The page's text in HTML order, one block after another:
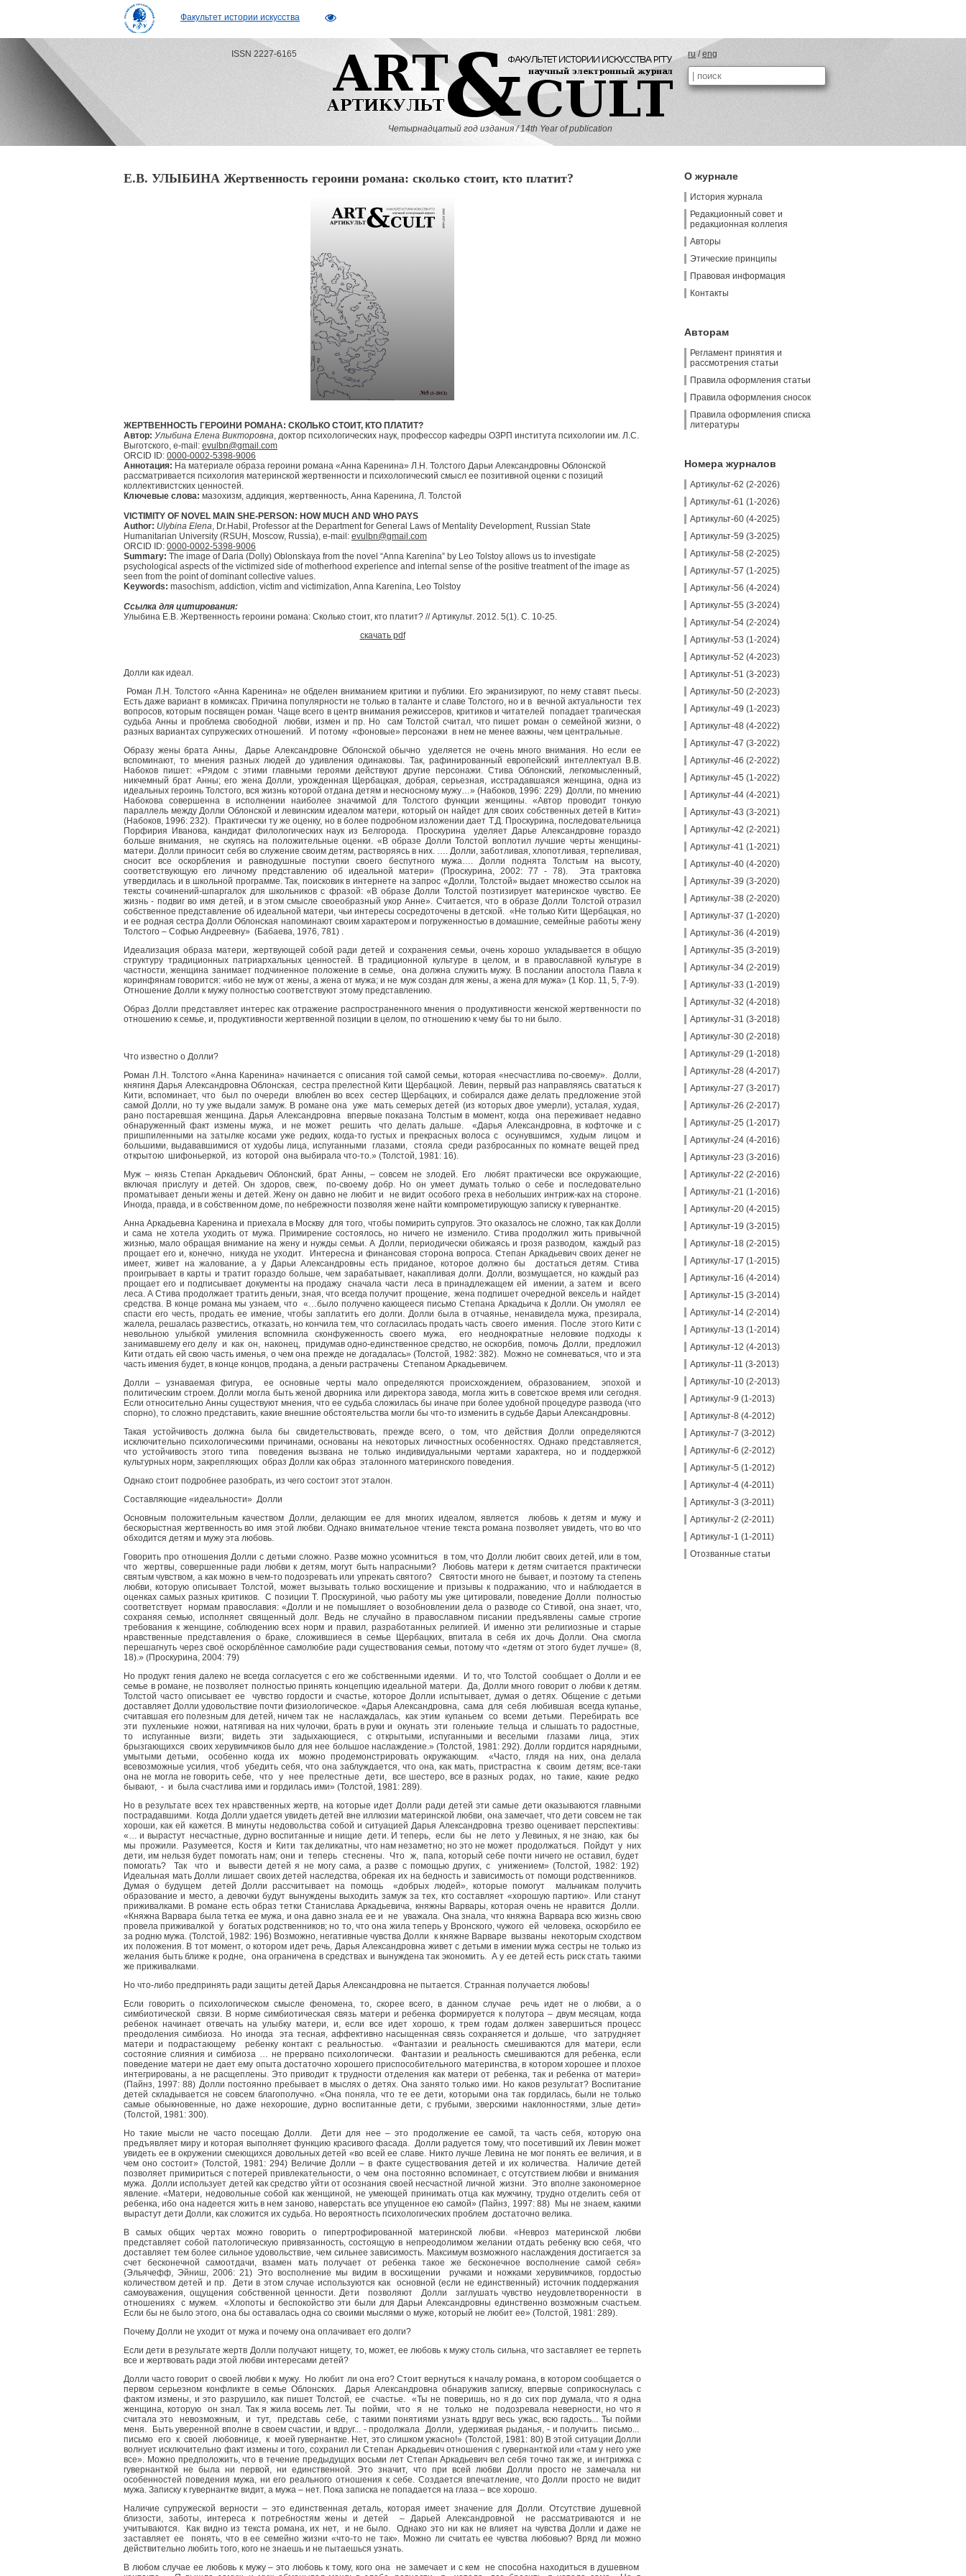
Факультет истории искусства
ISSN 2227-6165
Четырнадцатый год издания / 14th Year of publication
ru/ eng
Е.В. УЛЫБИНА Жертвенность героини романа: сколько стоит, кто платит?
ЖЕРТВЕННОСТЬ ГЕРОИНИ РОМАНА: СКОЛЬКО СТОИТ, КТО ПЛАТИТ?
Автор: Улыбина Елена Викторовна, доктор психологических наук, профессор кафедры ОЗРП института психологии им. Л.С.
Выготского, e-mail: evulbn@gmail.com
ORCID ID: 0000-0002-5398-9006
Аннотация: На материале образа героини романа «Анна Каренина» Л.Н. Толстого Дарьи Александровны Облонской
рассматривается психология материнской жертвенности и психологический смысл ее позитивной оценки с позиций
коллективистских ценностей.
Ключевые слова: мазохизм, аддикция, жертвенность, Анна Каренина, Л. Толстой
VICTIMITY OF NOVEL MAIN SHE-PERSON: HOW MUCH AND WHO PAYS
Author: Ulybina Elena, Dr.Habil, Professor at the Department for General Laws of Mentality Development, Russian State
Humanitarian University (RSUH, Moscow, Russia), e-mail: evulbn@gmail.com
ORCID ID: 0000-0002-5398-9006
Summary: The image of Daria (Dolly) Oblonskaya from the novel “Anna Karenina” by Leo Tolstoy allows us to investigate
psychological aspects of the victimized side of motherhood experience and internal sense of the positive treatment of the image as
seen from the point of dominant collective values.
Keywords: masochism, addiction, victim and victimization, Anna Karenina, Leo Tolstoy
Ссылка для цитирования:
Улыбина Е.В. Жертвенность героини романа: Сколько стоит, кто платит? // Артикульт. 2012. 5(1). С. 10-25.
скачать pdf
Долли как идеал.
Роман Л.Н. Толстого «Анна Каренина» не обделен вниманием критики и публики. Его экранизируют, по нему ставят пьесы.
Есть даже вариант в комиксах. Причина популярности не только в таланте и славе Толстого, но и в вечной актуальности тех
вопросов, которым посвящен роман. Чаще всего в центр внимания режиссеров, критиков и читателей попадает трагическая
судьба Анны и проблема свободной любви, измен и пр. Но сам Толстой считал, что пишет роман о семейной жизни, о
разных вариантах супружеских отношений. И потому «фоновые» персонажи в нем не менее важны, чем центральные.
Образу жены брата Анны, Дарье Александровне Облонской обычно уделяется не очень много внимания. Но если ее
вспоминают, то мнения разных людей до удивления одинаковы. Так, рафинированный европейский интеллектуал В.В.
Набоков пишет: «Рядом с этими главными героями действуют другие персонажи. Стива Облонский, легкомысленный,
никчемный брат Анны; его жена Долли, урожденная Щербацкая, добрая, серьезная, исстрадавшаяся женщина, одна из
идеальных героинь Толстого, вся жизнь которой отдана детям и несносному мужу…» (Набоков, 1996: 229) Долли, по мнению
Набокова совершенна в исполнении наиболее значимой для Толстого функции женщины. «Автор проводит тонкую
параллель между Долли Облонской и левинским идеалом матери, который он найдет для своих собственных детей в Кити»
(Набоков, 1996: 232). Практически ту же оценку, но в более подробном изложении дает Т.Д. Проскурина, последовательница
Порфирия Иванова, кандидат филологических наук из Белгорода. Проскурина уделяет Дарье Александровне гораздо
больше внимания, не скупясь на положительные оценки. «В образе Долли Толстой воплотил лучшие черты женщины-
матери. Долли приносит себя во служение своим детям, растворяясь в них. …. Долли, заботливая, хлопотливая, терпеливая,
сносит все оскорбления и равнодушные поступки своего беспутного мужа…. Долли поднята Толстым на высоту,
соответствующую его личному представлению об идеальной матери» (Проскурина, 2002: 77 - 78). Эта трактовка
утвердилась и в школьной программе. Так, поисковик в интернете на запрос «Долли, Толстой» выдает множество ссылок на
тексты сочинений-шпаргалок для школьников с фразой: «В образе Долли Толстой поэтизирует материнское чувство. Ее
жизнь - подвиг во имя детей, и в этом смысле своеобразный укор Анне». Считается, что в образе Долли Толстой отразил
собственное представление об идеальной матери, чьи интересы сосредоточены в детской. «Не только Кити Щербацкая, но
и ее родная сестра Долли Облонская напоминают своим характером и погруженностью в домашние, семейные работы жену
Толстого – Софью Андреевну» (Бабаева, 1976, 781) .
Идеализация образа матери, жертвующей собой ради детей и сохранения семьи, очень хорошо укладывается в общую
структуру традиционных патриархальных ценностей. В традиционной культуре в целом, и в православной культуре в
частности, женщина занимает подчиненное положение в семье, она должна служить мужу. В послании апостола Павла к
коринфянам говорится: «ибо не муж от жены, а жена от мужа; и не муж создан для жены, а жена для мужа» (1 Кор. 11, 5, 7-9).
Отношение Долли к мужу полностью соответствуют этому представлению.
Образ Долли представляет интерес как отражение распространенного мнения о продуктивности женской жертвенности по
отношению к семье, и, продуктивности жертвенной позиции в целом, по отношению к чему бы то ни было.
Что известно о Долли?
Роман Л.Н. Толстого «Анна Каренина» начинается с описания той самой семьи, которая «несчастлива по-своему». Долли,
княгиня Дарья Александровна Облонская, сестра прелестной Кити Щербацкой. Левин, первый раз направляясь свататься к
Кити, вспоминает, что был по очереди влюблен во всех сестер Щербацких, и собирался даже делать предложение этой
самой Долли, но ту уже выдали замуж. В романе она уже мать семерых детей (из которых двое умерли), усталая, худая,
рано постаревшая женщина. Дарья Александровна впервые показана Толстым в момент, когда она переживает недавно
обнаруженный факт измены мужа, и не может решить что делать дальше. «Дарья Александровна, в кофточке и с
пришпиленными на затылке косами уже редких, когда-то густых и прекрасных волоса с осунувшимся, худым лицом и
большими, выдававшимися от худобы лица, испуганными глазами, стояла среди разбросанных по комнате вещей пред
открытою шифоньеркой, из которой она выбирала что-то.» (Толстой, 1981: 16).
Муж – князь Степан Аркадьевич Облонский, брат Анны, – совсем не злодей. Его любят практически все окружающие,
включая прислугу и детей. Он здоров, свеж, по-своему добр. Но он умеет думать только о себе и последовательно
проматывает деньги жены и детей. Жену он давно не любит и не видит особого греха в небольших интриж-ках на стороне.
Иногда, правда, и в собственном доме, по небрежности позволяя жене найти компрометирующую записку к гувернантке.
Анна Аркадьевна Каренина и приехала в Москву для того, чтобы помирить супругов. Это оказалось не сложно, так как Долли
и сама не хотела уходить от мужа. Примирение состоялось, но ничего не изменило. Стива продолжил жить привычной
жизнью, мало обращая внимание на жену и нужды семьи. А Долли, периодически обижаясь и грозя разводом, каждый раз
прощает его и, конечно, никуда не уходит. Интересна и финансовая сторона вопроса. Степан Аркадьевич своих денег не
имеет, живет на жалование, а у Дарьи Александровны есть приданое, которое должно бы достаться детям. Стива
проигрывает в карты и тратит гораздо больше, чем зарабатывает, накапливая долги. Долли, возмущается, но каждый раз
прощает его и подписывает документы на продажу сначала части леса в принадлежащем ей имении, а затем и всего
леса. А Стива продолжает тратить деньги, зная, что всегда получит прощение, жена подпишет очередной вексель и найдет
средства. В конце романа мы узнаем, что «…было получено кающееся письмо Степана Аркадьича к Долли. Он умолял ее
спасти его честь, продать ее имение, чтобы заплатить его долги. Долли была в отчаянье, ненавидела мужа, презирала,
жалела, решалась развестись, отказать, но кончила тем, что согласилась продать часть своего имения. После этого Кити с
невольною улыбкой умиления вспомнила сконфуженность своего мужа, его неоднократные неловкие подходы к
занимавшему его делу и как он, наконец, придумав одно-единственное средство, не оскорбив, помочь Долли, предложил
Кити отдать ей свою часть именья, о чем она прежде не догадалась» (Толстой, 1982: 382). Можно не сомневаться, что и эта
часть имения будет, в конце концов, продана, а деньги растрачены Степаном Аркадьевичем.
Долли – узнаваемая фигура, ее основные черты мало определяются происхождением, образованием, эпохой и
политическим строем. Долли могла быть женой дворника или директора завода, могла жить в советское время или сегодня.
Если относительно Анны существуют мнения, что ее судьба сложилась бы иначе при более удобной процедуре развода (что
спорно), то сложно представить, какие внешние обстоятельства могли бы что-то изменить в судьбе Дарьи Александровны.
Такая устойчивость должна была бы свидетельствовать, прежде всего, о том, что действия Долли определяются
исключительно психологическими причинами, основаны на некоторых личностных особенностях. Однако представляется,
что устойчивость этого типа поведения вызвана не только индивидуальными чертами характера, но и поддержкой
культурных норм, закрепляющих образ Долли как образ эталонного материнского поведения.
Однако стоит подробнее разобрать, из чего состоит этот эталон.
Составляющие «идеальности» Долли
Основным положительным качеством Долли, делающим ее для многих идеалом, является любовь к детям и мужу и
бескорыстная жертвенность во имя этой любви. Однако внимательное чтение текста романа позволяет увидеть, что во что
обходится детям и мужу эта любовь.
Говорить про отношения Долли с детьми сложно. Разве можно усомниться в том, что Долли любит своих детей, или в том,
что жертвы, совершенные ради любви к детям, могут быть напрасными? Любовь матери к детям считается практически
святым чувством, а как можно в чем-то подозревать или упрекать святого? Святости много не бывает, и поэтому та степень
любви, которую описывает Толстой, может вызывать только восхищение и призывы к подражанию, что и наблюдается в
оценках самых разных критиков. С позиции Т. Проскуриной, чью работу мы уже цитировали, поведение Долли полностью
соответствует нормам православия: «Долли и не помышляет о возобновлении дела о разводе со Стивой, она знает, что,
сохраняя семью, исполняет священный долг. Ведь не случайно в православном писании предъявлены самые строгие
требования к женщине, соблюдению всех норм и правил, разработанных религией. И именно эти религиозные и старые
нравственные представления о браке, сложившиеся в семье Щербацких, впитала в себя их дочь Долли. Она смогла
перешагнуть через своё оскорблённое самолюбие ради существования семьи, потому что «детям от этого будет лучше» (8,
18).» (Проскурина, 2004: 79)
Но продукт гения далеко не всегда согласуется с его же собственными идеями. И то, что Толстой сообщает о Долли и ее
семье в романе, не позволяет полностью принять концепцию идеальной матери. Да, Долли много говорит о любви к детям.
Толстой часто описывает ее чувство гордости и счастье, которое Долли испытывает, думая о детях. Общение с детьми
доставляет Долли удовольствие почти физиологическое. «Дарья Александровна, сама для себя любившая всегда купанье,
считавшая его полезным для детей, ничем так не наслаждалась, как этим купаньем со всеми детьми. Перебирать все
эти пухленькие ножки, натягивая на них чулочки, брать в руки и окунать эти голенькие тельца и слышать то радостные,
то испуганные визги; видеть эти задыхающиеся, с открытыми, испуганными и веселыми глазами лица, этих
брызгающихся своих херувимчиков было для нее большое наслаждение.» (Толстой, 1981: 292). Долли гордится нарядными,
умытыми детьми, особенно когда их можно продемонстрировать окружающим. «Часто, глядя на них, она делала
всевозможные усилия, чтоб убедить себя, что она заблуждается, что она, как мать, пристрастна к своим детям; все-таки
она не могла не говорить себе, что у нее прелестные дети, все шестеро, все в разных родах, но такие, какие редко
бывают, - и была счастлива ими и гордилась ими» (Толстой, 1981: 289).
Но в результате всех тех нравственных жертв, на которые идет Долли ради детей эти самые дети оказываются главными
пострадавшими. Когда Долли удается увидеть детей вне иллюзии материнской любви, она замечает, что дети совсем не так
хороши, как ей кажется. В минуты недовольства собой и ситуацией Дарья Александровна трезво оценивает перспективы:
«… и вырастут несчастные, дурно воспитанные и нищие дети. И теперь, если бы не лето у Левиных, я не знаю, как бы
мы прожили. Разумеется, Костя и Кити так деликатны, что нам незаметно; но это не может продолжаться. Пойдут у них
дети, им нельзя будет помогать нам; они и теперь стеснены. Что ж, папа, который себе почти ничего не оставил, будет
помогать? Так что и вывести детей я не могу сама, а разве с помощью других, с унижением» (Толстой, 1982: 192)
Идеальная мать Долли лишает своих детей наследства, обрекая их на бедность и зависимость от помощи родственников.
Думая о будущем детей Долли рассчитывает на помощь «добрых людей», которые помогут мальчикам получить
образование и место, а девочки будут вынуждены выходить замуж за тех, кто составляет «хорошую партию». Или станут
приживалками. В романе есть образ тетки Станислава Аркадьевича, княжны Варвары, которая очень не нравится Долли.
«Княжна Варвара была тетка ее мужа, и она давно знала ее и не уважала. Она знала, что княжна Варвара всю жизнь свою
провела приживалкой у богатых родственников; но то, что она жила теперь у Вронского, чужого ей человека, оскорбило ее
за родню мужа. (Толстой, 1982: 196) Возможно, негативные чувства Долли к княжне Варваре вызваны некоторым сходством
их положения. В тот момент, о котором идет речь, Дарья Александровна живет с детьми в имении мужа сестры не только из
желания быть ближе к родне, она ограничена в средствах и вынуждена так экономить. А у ее детей есть риск стать такими
же приживалками.
Но что-либо предпринять ради защиты детей Дарья Александровна не пытается. Странная получается любовь!
Если говорить о психологическом смысле феномена, то, скорее всего, в данном случае речь идет не о любви, а о
симбиотической связи. В норме симбиотическая связь матери и ребенка формируется к полутора – двум месяцам, когда
ребенок начинает отвечать на улыбку матери, и, если все идет хорошо, к трем годам должен завершиться процесс
преодоления симбиоза. Но иногда эта тесная, аффективно насыщенная связь сохраняется и дольше, что затрудняет
матери и подрастающему ребенку контакт с реальностью. «Фантазии и реальность смешиваются для матери, если
состояние слияния и симбиоза … не прервано психологически. Фантазии и реальность смешиваются для ребенка, если
поведение матери не дает ему опыта достаточно хорошего приспособительного материнства, в котором хорошее и плохое
интегрированы, а не расщеплены. Это приводит к трудности отделения как матери от ребенка, так и ребенка от матери»
(Пайнз, 1997: 88) Долли постоянно пребывает в мыслях о детях. Она занято только ими. Но каков результат? Воспитание
детей складывается не совсем благополучно. «Она поняла, что те ее дети, которыми она так гордилась, были не только
самые обыкновенные, но даже нехорошие, дурно воспитанные дети, с грубыми, зверскими наклонностями, злые дети»
(Толстой, 1981: 300).
Но такие мысли не часто посещаю Долли. Дети для нее – это продолжение ее самой, та часть себя, которую она
предъявляет миру и которая выполняет функцию красивого фасада. Долли радуется тому, что посетивший их Левин может
увидеть ее в окружении смеющихся довольных детей «во всей ее славе. Никто лучше Левина не мог понять ее величия, и в
чем оно состоит» (Толстой, 1981: 294) Величие Долли – в факте существования детей и их количества. Наличие детей
позволяет примириться с потерей привлекательности, о чем она постоянно вспоминает, с отсутствием любви и внимания
мужа. Долли использует детей как средство уйти от осознания своей несчастной личной жизни. Это вполне закономерное
явление. «Матери, недовольные собой как женщиной, не умеющей принимать отца как мужчину, трудно отделить себя от
ребенка, ибо она надеется жить в нем заново, наверстать все упущенное ею самой» (Пайнз, 1997: 88) Мы не знаем, какими
вырастут дети Долли, как сложится их судьба. Но вероятность психологических проблем достаточно велика.
В самых общих чертах можно говорить о гипертрофированной материнской любви. «Невроз материнской любви
представляет собой патологическую привязанность, состоящую в непреодолимом желании отдать ребенку всю себя, что
доставляет тем более сильное удовольствие, чем сильнее зависимость. Максимум возможного наслаждения достигается за
счет бесконечной самоотдачи, взамен мать получает от ребенка такое же бесконечное восполнение самой себя»
(Эльячефф, Эйниш, 2006: 21) Это восполнение мы видим в восхищении ручками и ножками херувимчиков, гордостью
количеством детей и пр. Дети в этом случае используются как основной (если не единственный) источник поддержания
самоуважения, ощущения собственной ценности. Дети позволяют Долли заглушать чувство неудовлетворенности в
отношениях с мужем. «Хлопоты и беспокойство эти были для Дарьи Александровны единственно возможным счастьем.
Если бы не было этого, она бы оставалась одна со своими мыслями о муже, который не любит ее» (Толстой, 1981: 289).
Почему Долли не уходит от мужа и почему она оплачивает его долги?
Если дети в результате жертв Долли получают нищету, то, может, ее любовь к мужу столь сильна, что заставляет ее терпеть
все и жертвовать ради этой любви интересами детей?
Долли часто говорит о своей любви к мужу. Но любит ли она его? Стоит вернуться к началу романа, в котором сообщается о
первом серьезном конфликте в семье Облонских. Дарья Александровна обнаружив записку, впервые соприкоснулась с
фактом измены, и это разрушило, как пишет Толстой, ее счастье. «Ты не поверишь, но я до сих пор думала, что я одна
женщина, которую он знал. Так я жила восемь лет. Ты пойми, что я не только не подозревала неверности, но что я
считала это невозможным, и тут, представь себе, с такими понятиями узнать вдруг весь ужас, всю гадость... Ты пойми
меня. Быть уверенной вполне в своем счастии, и вдруг... - продолжала Долли, удерживая рыданья, - и получить письмо...
письмо его к своей любовнице, к моей гувернантке. Нет, это слишком ужасно!» (Толстой, 1981: 80) В этой ситуации Долли
волнует исключительно факт измены и того, сохранил ли Степан Аркадьевич отношения с гувернанткой или «там у него уже
все». Можно предположить, что в течение предыдущих восьми лет Степан Аркадьевич вел себя точно так же, и интрижка с
гувернанткой не была ни первой, ни единственной. Это значит, что при всей любви Долли просто не замечала ни
особенностей поведения мужа, ни его реального отношения к себе. Создается впечатление, что Долли просто не видит
мужа. Записку к гувернантке видит, а мужа – нет. Пока записка не попадается на глаза – все хорошо.
Наличие супружеской верности – это единственная деталь, которая имеет значение для Долли. Отсутствие душевной
близости, заботы, интереса к потребностям жены и детей – Дарьей Александровной не рассматриваются и не
учитываются. Как видно из текста романа, их нет, и не было. Однако это ни как не влияет на чувства Долли и даже не
заставляет ее понять, что в ее семейно жизни «что-то не так». Можно ли считать ее чувства любовью? Вряд ли можно
действительно любить того, кого не знаешь и не пытаешься узнать.
В любом случае ее любовь к мужу – это любовь к тому, кого она не замечает и с кем не способна находиться в душевном
О журнале
История журнала
Редакционный совет и
редакционная коллегия
Авторы
Этические принципы
Правовая информация
Контакты
Авторам
Регламент принятия и
рассмотрения статьи
Правила оформления статьи
Правила оформления сносок
Правила оформления списка
литературы
Номера журналов
Артикульт-62 (2-2026)
Артикульт-61 (1-2026)
Артикульт-60 (4-2025)
Артикульт-59 (3-2025)
Артикульт-58 (2-2025)
Артикульт-57 (1-2025)
Артикульт-56 (4-2024)
Артикульт-55 (3-2024)
Артикульт-54 (2-2024)
Артикульт-53 (1-2024)
Артикульт-52 (4-2023)
Артикульт-51 (3-2023)
Артикульт-50 (2-2023)
Артикульт-49 (1-2023)
Артикульт-48 (4-2022)
Артикульт-47 (3-2022)
Артикульт-46 (2-2022)
Артикульт-45 (1-2022)
Артикульт-44 (4-2021)
Артикульт-43 (3-2021)
Артикульт-42 (2-2021)
Артикульт-41 (1-2021)
Артикульт-40 (4-2020)
Артикульт-39 (3-2020)
Артикульт-38 (2-2020)
Артикульт-37 (1-2020)
Артикульт-36 (4-2019)
Артикульт-35 (3-2019)
Артикульт-34 (2-2019)
Артикульт-33 (1-2019)
Артикульт-32 (4-2018)
Артикульт-31 (3-2018)
Артикульт-30 (2-2018)
Артикульт-29 (1-2018)
Артикульт-28 (4-2017)
Артикульт-27 (3-2017)
Артикульт-26 (2-2017)
Артикульт-25 (1-2017)
Артикульт-24 (4-2016)
Артикульт-23 (3-2016)
Артикульт-22 (2-2016)
Артикульт-21 (1-2016)
Артикульт-20 (4-2015)
Артикульт-19 (3-2015)
Артикульт-18 (2-2015)
Артикульт-17 (1-2015)
Артикульт-16 (4-2014)
Артикульт-15 (3-2014)
Артикульт-14 (2-2014)
Артикульт-13 (1-2014)
Артикульт-12 (4-2013)
Артикульт-11 (3-2013)
Артикульт-10 (2-2013)
Артикульт-9 (1-2013)
Артикульт-8 (4-2012)
Артикульт-7 (3-2012)
Артикульт-6 (2-2012)
Артикульт-5 (1-2012)
Артикульт-4 (4-2011)
Артикульт-3 (3-2011)
Артикульт-2 (2-2011)
Артикульт-1 (1-2011)
Отозванные статьи